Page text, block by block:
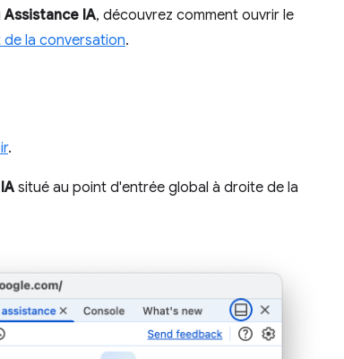
Assistance IA, découvrez comment ouvrir le
la conversation.
.
situé au point d'entrée global à droite de la